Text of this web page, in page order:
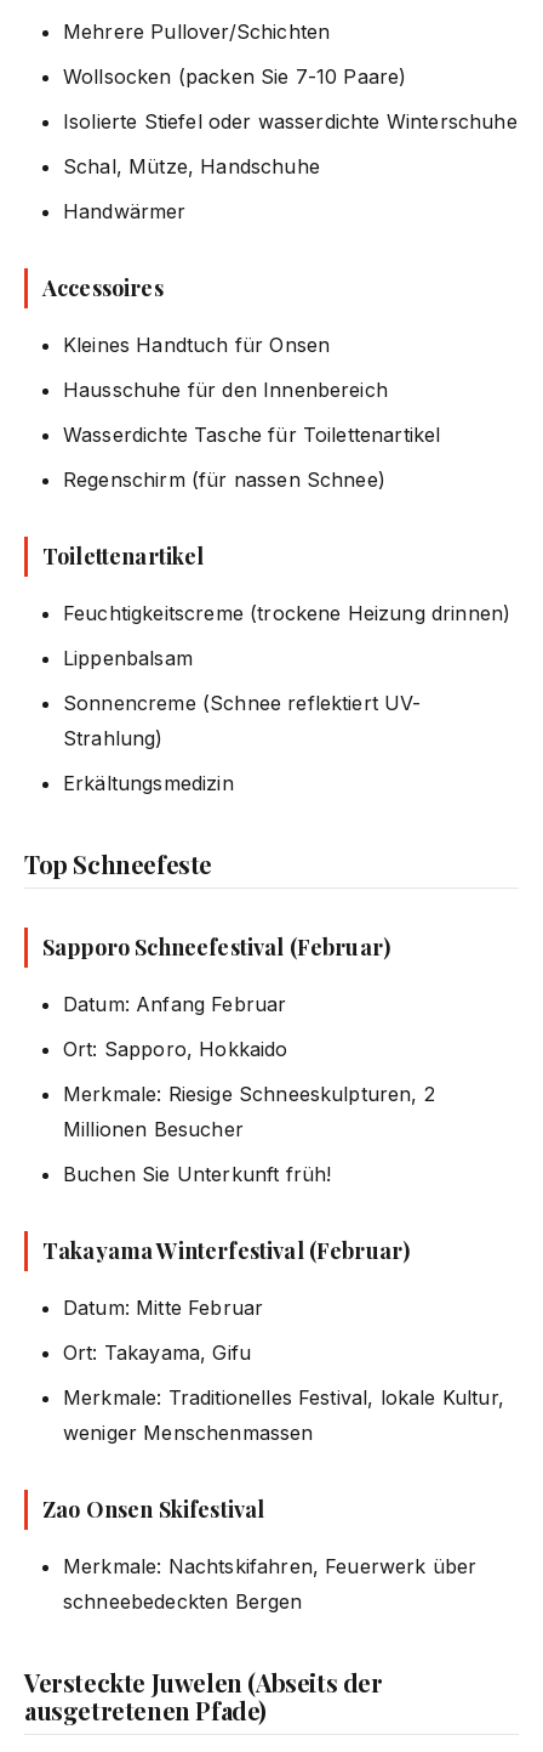
Mehrere Pullover/Schichten
Wollsocken (packen Sie 7-10 Paare)
Isolierte Stiefel oder wasserdichte Winterschuhe
Schal, Mütze, Handschuhe
Handwärmer
Accessoires
Kleines Handtuch für Onsen
Hausschuhe für den Innenbereich
Wasserdichte Tasche für Toilettenartikel
Regenschirm (für nassen Schnee)
Toilettenartikel
Feuchtigkeitscreme (trockene Heizung drinnen)
Lippenbalsam
Sonnencreme (Schnee reflektiert UV-
Strahlung)
Erkältungsmedizin
Top Schneefeste
Sapporo Schneefestival (Februar)
Datum: Anfang Februar
Ort: Sapporo, Hokkaido
Merkmale: Riesige Schneeskulpturen, 2
Millionen Besucher
Buchen Sie Unterkunft früh!
Takayama Winterfestival (Februar)
Datum: Mitte Februar
Ort: Takayama, Gifu
Merkmale: Traditionelles Festival, lokale Kultur,
weniger Menschenmassen
Zao Onsen Skifestival
Merkmale: Nachtskifahren, Feuerwerk über
schneebedeckten Bergen
Versteckte Juwelen (Abseits der
ausgetretenen Pfade)